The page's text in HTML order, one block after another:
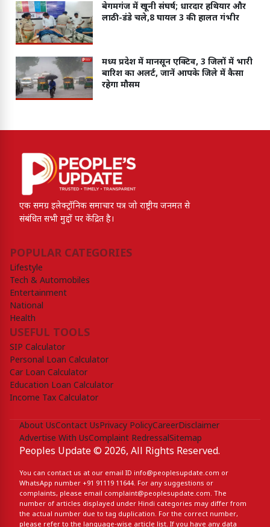
बेगमगंज में खूनी संघर्ष; धारदार हथियार और
लाठी-डंडे चले,8 घायल 3 की हालत गंभीर
मध्य प्रदेश में मानसून एक्टिव, 3 जिलों में भारी
बारिश का अलर्ट, जानें आपके जिले में कैसा
रहेगा मौसम
एक समग्र इलेक्ट्रॉनिक समाचार पत्र जो राष्ट्रीय जनमत से
संबंधित सभी मुद्दों पर केंद्रित है।
POPULAR CATEGORIES
Lifestyle
Tech & Automobiles
Entertainment
National
Health
USEFUL TOOLS
SIP Calculator
Personal Loan Calculator
Car Loan Calculator
Education Loan Calculator
Income Tax Calculator
About UsContact UsPrivacy PolicyCareerDisclaimer
Advertise With UsComplaint RedressalSitemap
Peoples Update © 2026, All Rights Reserved.
You can contact us at our email ID info@peoplesupdate.com or
WhatsApp number +91 91119 11644. For any suggestions or
complaints, please email complaint@peoplesupdate.com. The
number of articles displayed under Hindi categories may differ from
the actual number due to tag duplication. For the correct number,
please refer to the language-wise article list. If you have any data